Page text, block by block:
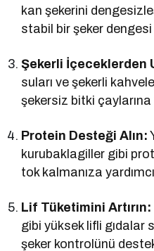
kan şekerini
stabil bir şeker
Şekerli İçeceklerden
suları ve şekerli
şekersiz bitki
Protein Desteği Alın:
kurubaklagiller gibi
tok kalmanıza
Lif Tüketimini Artırın:
gibi yüksek lifli
şeker kontrolünü